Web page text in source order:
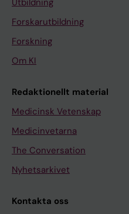
Utbildning
Forskarutbildning
Forskning
Om KI
Redaktionellt material
Medicinsk Vetenskap
Medicinvetarna
The Conversation
Nyhetsarkivet
Kontakta oss